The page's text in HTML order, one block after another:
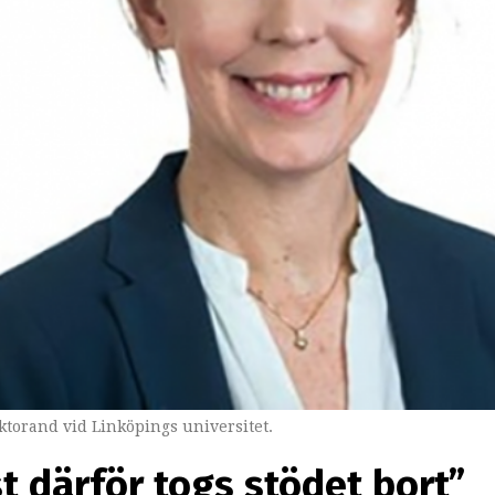
vid Linköpings universitet.
därför togs stödet bort”